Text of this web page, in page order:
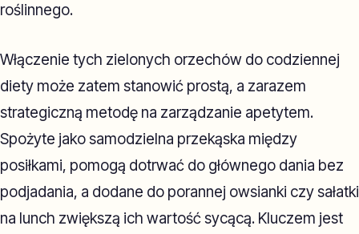
roślinnego.
Włączenie tych zielonych orzechów do codziennej
diety może zatem stanowić prostą, a zarazem
strategiczną metodę na zarządzanie apetytem.
Spożyte jako samodzielna przekąska między
posiłkami, pomogą dotrwać do głównego dania bez
podjadania, a dodane do porannej owsianki czy sałatki
na lunch zwiększą ich wartość sycącą. Kluczem jest